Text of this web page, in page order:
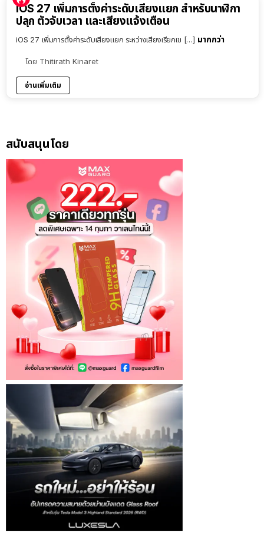
iOS 27 เพิ่มการตั้งค่าระดับเสียงแยก สำหรับนาฬิกา
ปลุก ตัวจับเวลา และเสียงแจ้งเตือน
iOS 27 เพิ่มการตั้งค่าระดับเสียงแยก ระหว่างเสียงเรียกเข […] มากกว่า
โดย Thitirath Kinaret
อ่านเพิ่มเติม
สนับสนุนโดย